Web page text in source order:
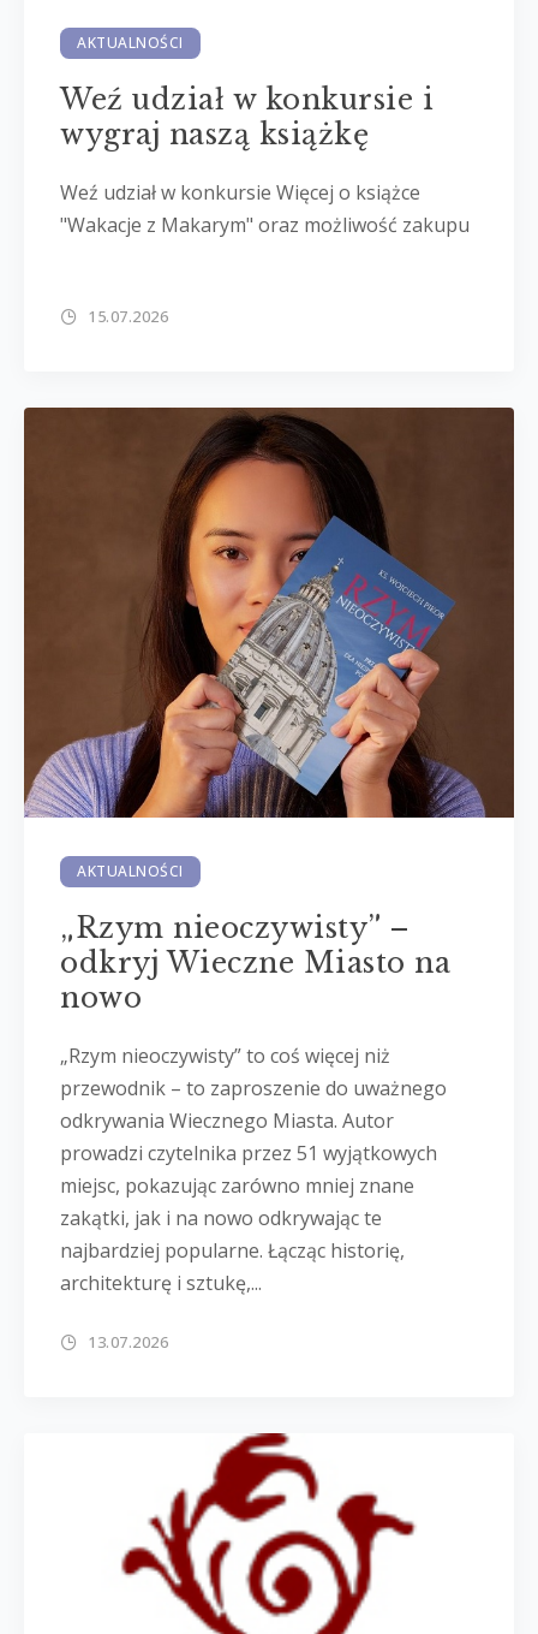
AKTUALNOŚCI
Weź udział w konkursie i
wygraj naszą książkę
Weź udział w konkursie Więcej o książce
"Wakacje z Makarym" oraz możliwość zakupu
15.07.2026
AKTUALNOŚCI
„Rzym nieoczywisty” –
odkryj Wieczne Miasto na
nowo
„Rzym nieoczywisty” to coś więcej niż
przewodnik – to zaproszenie do uważnego
odkrywania Wiecznego Miasta. Autor
prowadzi czytelnika przez 51 wyjątkowych
miejsc, pokazując zarówno mniej znane
zakątki, jak i na nowo odkrywając te
najbardziej popularne. Łącząc historię,
architekturę i sztukę,...
13.07.2026